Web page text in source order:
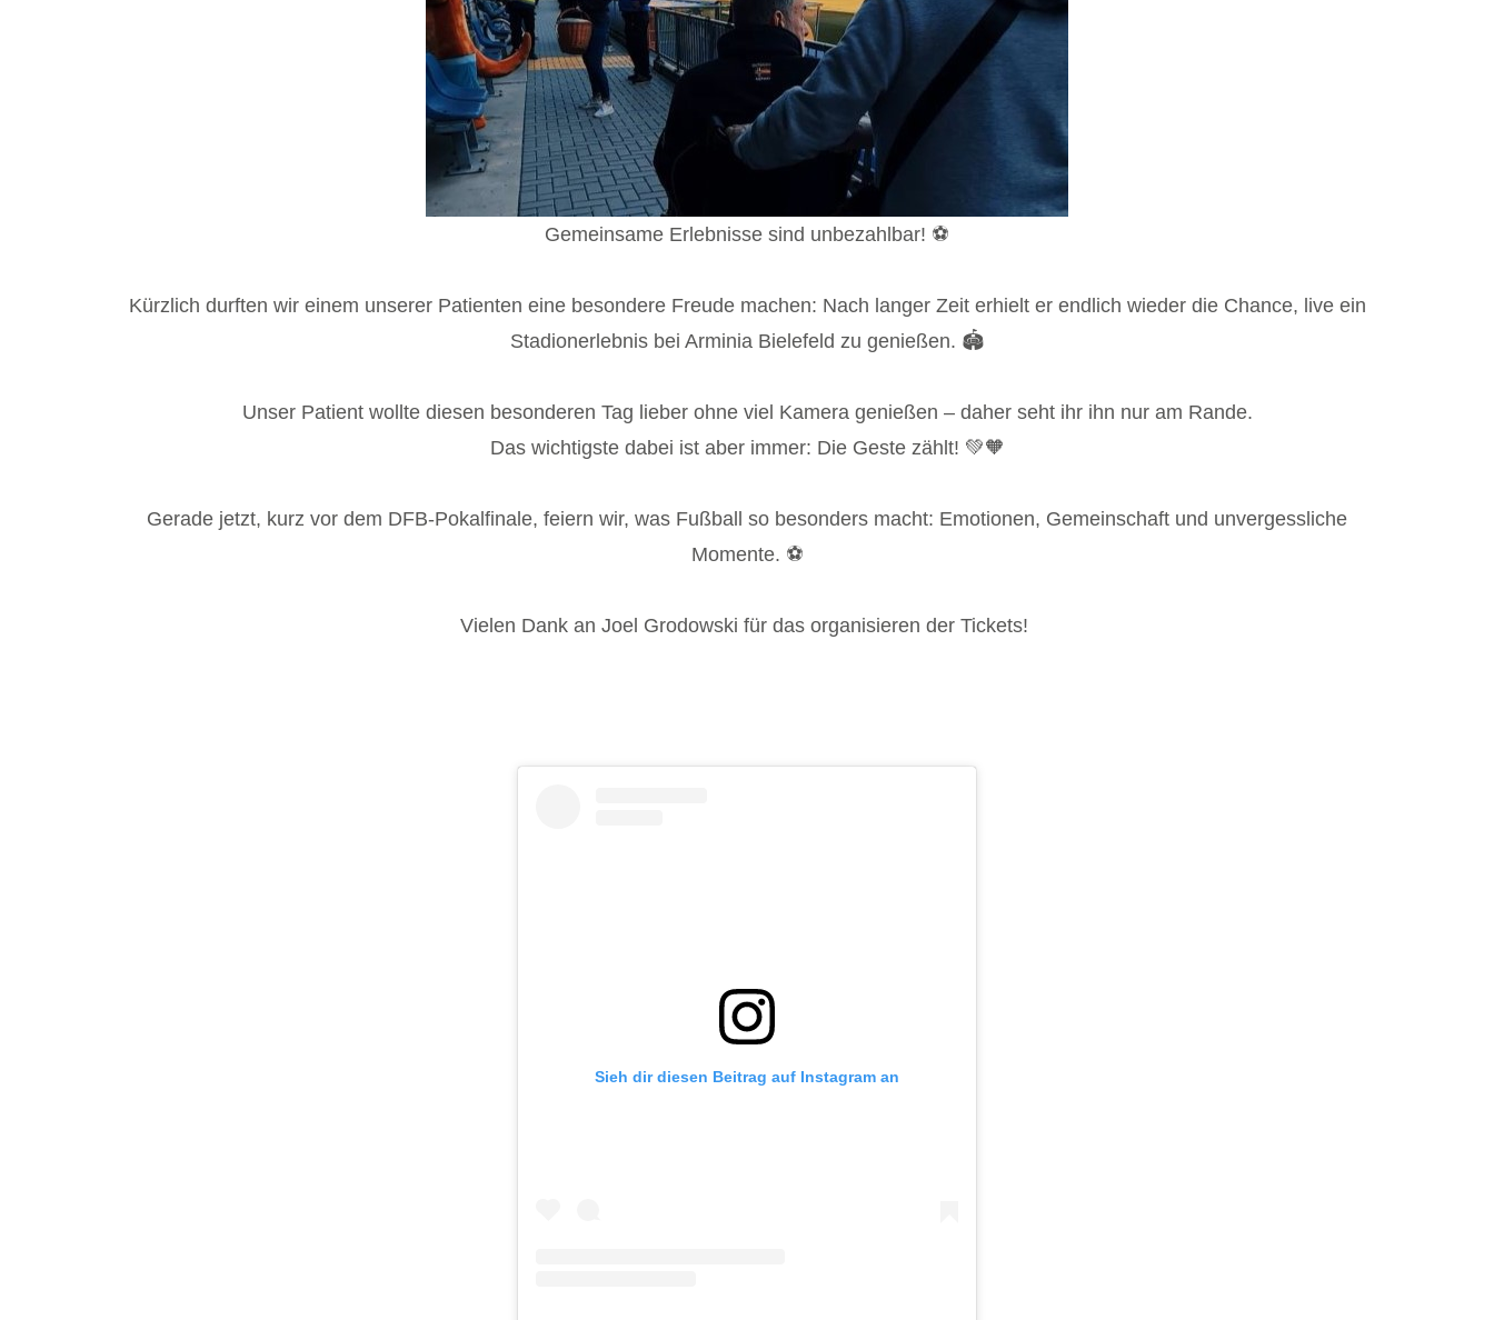
Gemeinsame Erlebnisse sind unbezahlbar! ⚽️
Kürzlich durften wir einem unserer Patienten eine besondere Freude machen: Nach langer Zeit erhielt er endlich wieder die Chance, live ein
Stadionerlebnis bei Arminia Bielefeld zu genießen. 🏟
Unser Patient wollte diesen besonderen Tag lieber ohne viel Kamera genießen – daher seht ihr ihn nur am Rande.
Das wichtigste dabei ist aber immer: Die Geste zählt! 💚🧡
Gerade jetzt, kurz vor dem DFB-Pokalfinale, feiern wir, was Fußball so besonders macht: Emotionen, Gemeinschaft und unvergessliche
Momente. ⚽
Vielen Dank an Joel Grodowski für das organisieren der Tickets!
Sieh dir diesen Beitrag auf Instagram an